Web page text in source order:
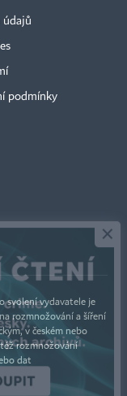
údajů
podmínky
svolení vydavatele je
rozmnožování a šíření
v českém nebo
též rozmnožování
dat